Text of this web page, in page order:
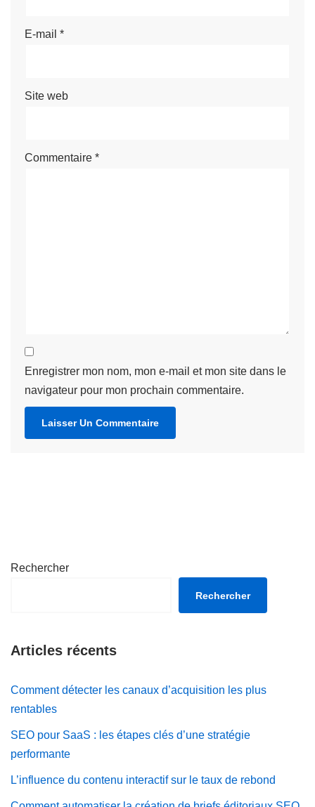
E-mail *
Site web
Commentaire *
Enregistrer mon nom, mon e-mail et mon site dans le
navigateur pour mon prochain commentaire.
Rechercher
Rechercher
Articles récents
Comment détecter les canaux d’acquisition les plus
rentables
SEO pour SaaS : les étapes clés d’une stratégie
performante
L’influence du contenu interactif sur le taux de rebond